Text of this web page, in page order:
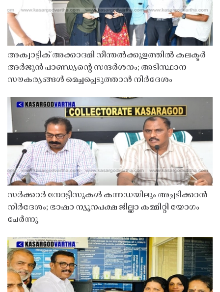
അക്വാട്ടിക് അക്കാദമി നീന്തൽക്കുളത്തിൽ കലക്ടർ
അർജുൻ പാണ്ഡ്യൻ്റെ സന്ദർശനം; അടിസ്ഥാന
സൗകര്യങ്ങൾ മെച്ചപ്പെടുത്താൻ നിർദേശം
സർക്കാർ നോട്ടീസുകൾ കന്നഡയിലും അച്ചടിക്കാൻ
നിർദേശം; ഭാഷാ ന്യൂനപക്ഷ ജില്ലാ കമ്മിറ്റി യോഗം
ചേർന്നു